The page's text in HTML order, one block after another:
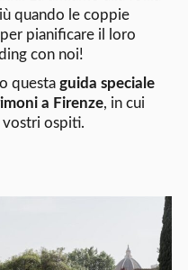
quando le coppie
pianificare il loro
con noi!
questa guida speciale
a Firenze, in cui
vostri ospiti.